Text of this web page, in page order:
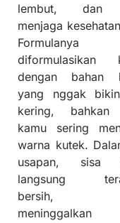
lembut, dan
menjaga
Formulanya
diformulasikan
dengan bahan
yang nggak
kering, bahkan
kamu sering
warna kutek.
usapan, sisa
langsung
bersih,
meninggalkan